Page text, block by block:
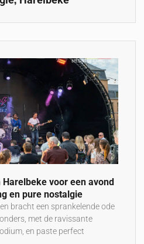
voor een avond
en pure nostalgie
bracht een sprankelende ode
met de ravissante
en paste perfect